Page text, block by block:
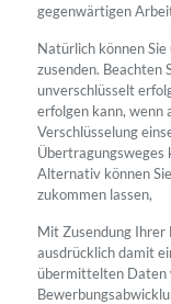
gegenwärtigen
Natürlich können
zusenden. Beachten
unverschlüsselt
erfolgen kann, wenn
Verschlüsselung
Übertragungsweges
Alternativ können
zukommen lassen,
Mit Zusendung Ihrer
ausdrücklich damit
übermittelten Daten